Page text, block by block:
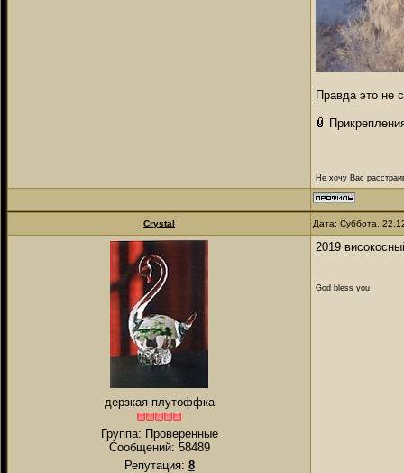
Правда это не
Не хочу Вас
Crystal Дата: Суббота,
дерзкая плутоффка
Группа: Проверенные
Сообщений: 58489
Репутация: 8
2019
God bless you